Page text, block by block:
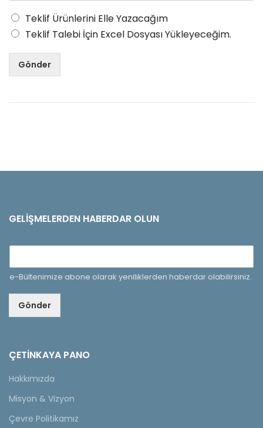
Teklif Ürünlerini Elle Yazacağım
Teklif Talebi İçin Excel Dosyası Yükleyeceğim.
Gönder
GELIŞMELERDEN HABERDAR OLUN
e-Bültenimize abone olarak yeniliklerden haberdar olabilirsiniz.
Gönder
ÇETINKAYA PANO
Hakkımızda
Misyon & Vizyon
Çevre Politikamız